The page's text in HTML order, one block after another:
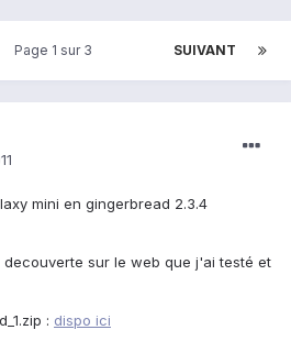
SUIVANT
Page 1 sur 3
mini en gingerbread 2.3.4
sur le web que j'ai testé et
: dispo ici